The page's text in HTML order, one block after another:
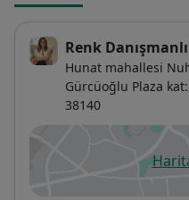
Renk
Hunat mahallesi
Gürcüoğlu Plaza
38140